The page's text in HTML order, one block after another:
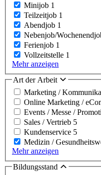
Minijob 1
Teilzeitjob 1
Abendjob 1
Nebenjob/
Ferienjob 1
Vollzeitstelle 1
Mehr anzeigen
Art der Arbeit
Marketing /
Online Marketing /
Events / Messe /
Sales / Vertrieb 5
Kundenservice 5
Medizin /
Mehr anzeigen
Bildungsstand